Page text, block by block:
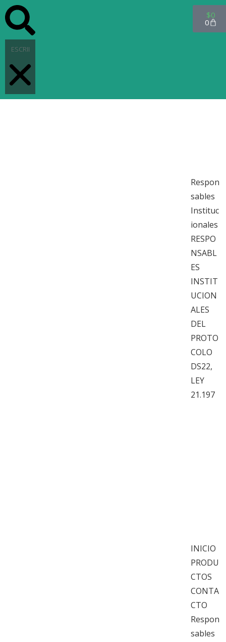
$0
0
Respon
sables
Instituc
ionales
RESPO
NSABL
ES
INSTIT
UCION
ALES
DEL
PROTO
COLO
DS22,
LEY
21.197
INICIO
PRODU
CTOS
CONTA
CTO
Respon
sables